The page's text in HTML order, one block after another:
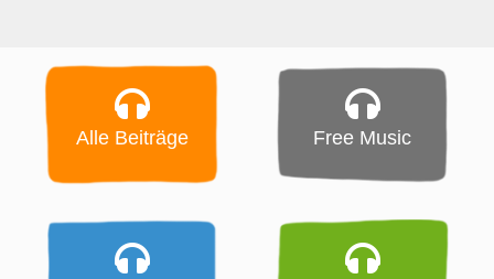
Alle Beiträge Free Music